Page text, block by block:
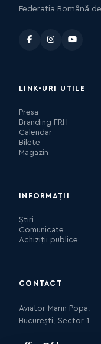
Federația Română
LINK-URI UTILE
Presa
Branding FRH
Calendar
Bilete
Magazin
INFORMAȚII
Știri
Comunicate
Achiziții publice
CONTACT
Aviator Marin Popa,
București, Sector 1